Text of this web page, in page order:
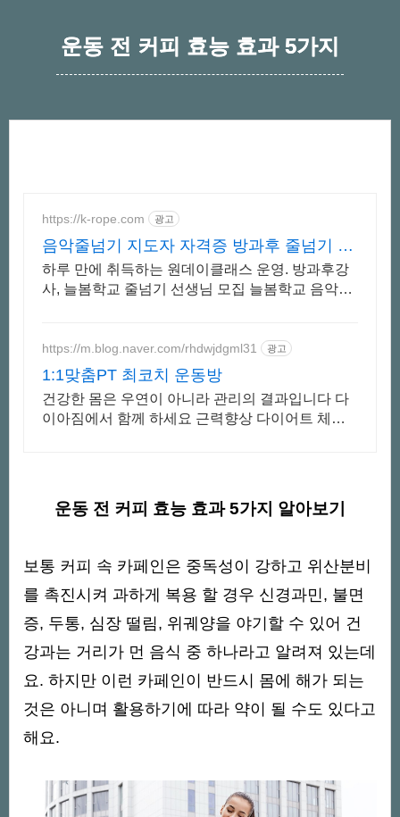
운동 전 커피 효능 효과 5가지
https://k-rope.com 광고
음악줄넘기 지도자 자격증 방과후 줄넘기 지
도자 양성
하루 만에 취득하는 원데이클래스 운영. 방과후강
사, 늘봄학교 줄넘기 선생님 모집 늘봄학교 음악줄
https://m.blog.naver.com/rhdwjdgml31 광고
1:1맞춤PT 최코치 운동방
건강한 몸은 우연이 아니라 관리의 결과입니다 다
이아짐에서 함께 하세요 근력향상 다이어트 체형
운동 전 커피 효능 효과 5가지 알아보기
보통 커피 속 카페인은 중독성이 강하고 위산분비
를 촉진시켜 과하게 복용 할 경우 신경과민, 불면
증, 두통, 심장 떨림, 위궤양을 야기할 수 있어 건
강과는 거리가 먼 음식 중 하나라고 알려져 있는데
요. 하지만 이런 카페인이 반드시 몸에 해가 되는
것은 아니며 활용하기에 따라 약이 될 수도 있다고
해요.